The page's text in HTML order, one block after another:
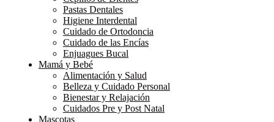
Pastas Dentales
Higiene Interdental
Cuidado de Ortodoncia
Cuidado de las Encías
Enjuagues Bucal
Mamá y Bebé
Alimentación y Salud
Belleza y Cuidado Personal
Bienestar y Relajación
Cuidados Pre y Post Natal
Mascotas